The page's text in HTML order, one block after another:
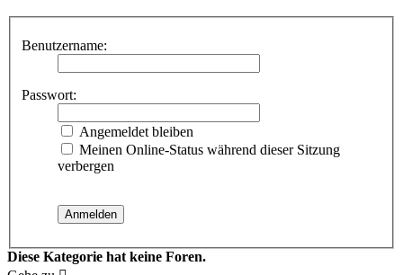
Benutzername:
Passwort:
Angemeldet bleiben
Meinen Online-Status während dieser Sitzung
verbergen
Diese Kategorie hat keine Foren.